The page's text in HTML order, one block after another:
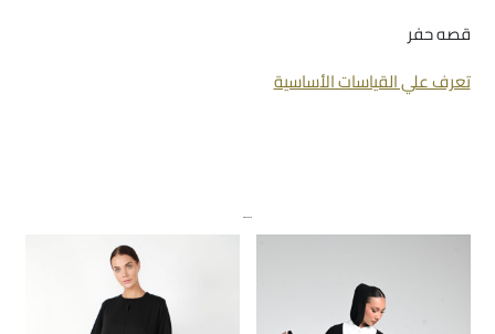
قصه حفر
تعرف علي القياسات الأساسية
منتجات ذات صلة